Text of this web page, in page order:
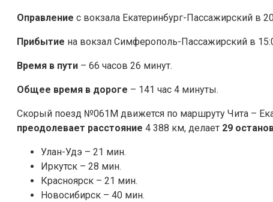
Оправление с вокзала Екатеринбург-Пассажирский в
Прибытие на вокзал Симферополь-Пассажирский в
Время в пути – 66 часов 26 минут.
Общее время в дороге – 141 час 4 минуты.
Скорый поезд №061М движется по маршруту Чита –
преодолевает расстояние 4 388 км, делает 29
Улан-Удэ – 21 мин.
Иркутск – 28 мин.
Красноярск – 21 мин.
Новосибирск – 40 мин.